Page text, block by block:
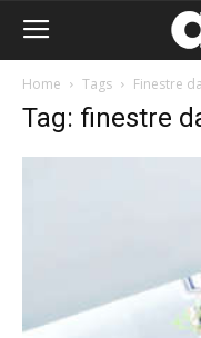
Home Tags Finestre
Tag: finestre